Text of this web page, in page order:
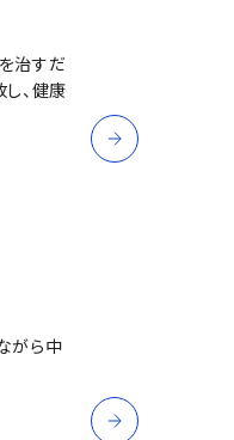
治すだ
、健康
がら中